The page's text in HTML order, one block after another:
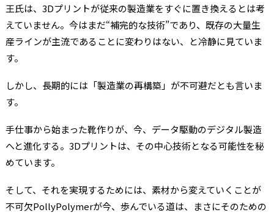
王氏は、3Dプリントが従来の製造業をすぐに置き換えるとは考
えていません。今はまだ“補完的な技術”であり、既存の大量生
産ラインが主流であることに変わりはない、と冷静に見ていま
す。
しかし、長期的には「製造業の再構築」が不可避だとも言いま
す。
手仕事から始まった靴作りが、今、データ駆動のデジタル製造
へと進化する。3Dプリントは、その中心技術となる可能性を秘
めています。
そして、それを実現するためには、素材から変えていくことが
不可欠――PollyPolymerが今、歩んでいる道は、まさにそのための